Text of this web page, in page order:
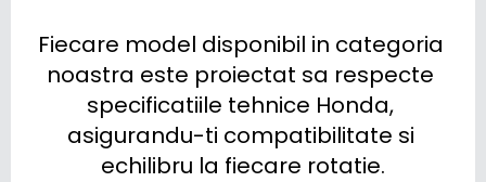
Fiecare model disponibil in categoria
noastra este proiectat sa respecte
specificatiile tehnice Honda,
asigurandu-ti compatibilitate si
echilibru la fiecare rotatie.